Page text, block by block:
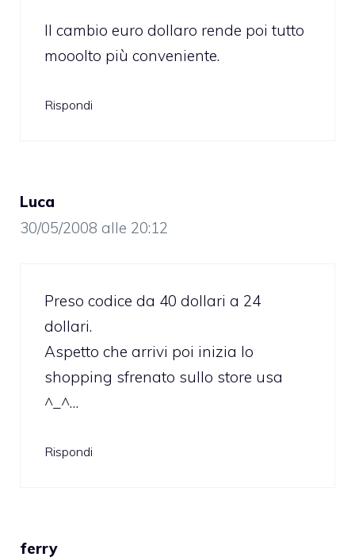
Il cambio euro dollaro rende poi tutto
mooolto più conveniente.
Rispondi
Luca
30/05/2008 alle 20:12
Preso codice da 40 dollari a 24
dollari.
Aspetto che arrivi poi inizia lo
shopping sfrenato sullo store usa
^_^…
Rispondi
ferry